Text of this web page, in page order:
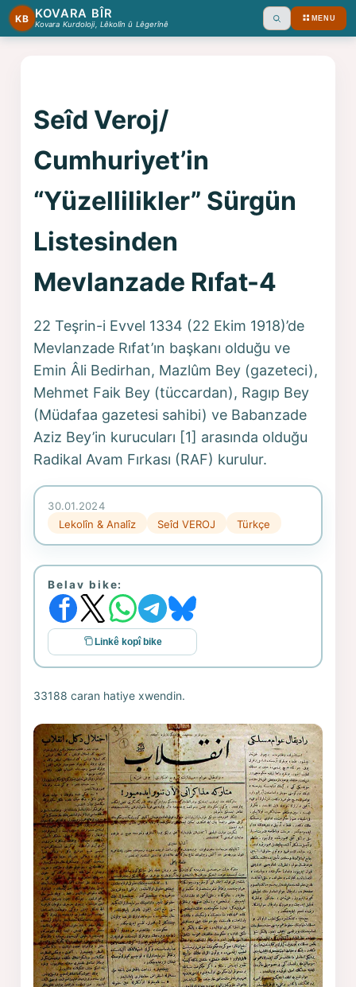
KB KOVARA BÎR
Kovara Kurdoloji, Lêkolîn û Lêgerînê Ara MENU
Seîd Veroj/
Cumhuriyet’in
“Yüzellilikler” Sürgün
Listesinden
Mevlanzade Rıfat-4
22 Teşrin-i Evvel 1334 (22 Ekim 1918)’de
Mevlanzade Rıfat’ın başkanı olduğu ve
Emin Âli Bedirhan, Mazlûm Bey (gazeteci),
Mehmet Faik Bey (tüccardan), Ragıp Bey
(Müdafaa gazetesi sahibi) ve Babanzade
Aziz Bey’in kurucuları [1] arasında olduğu
Radikal Avam Fırkası (RAF) kurulur.
30.01.2024
Lekolîn & Analîz
Seîd VEROJ Türkçe
Belav bike:
Linkê kopî bike
33188 caran hatiye xwendin.